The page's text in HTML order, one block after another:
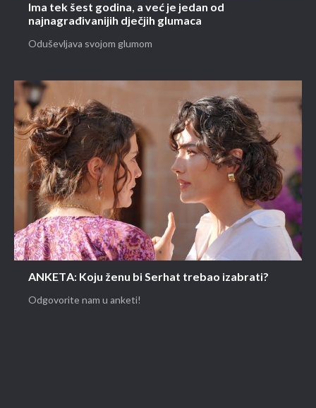
Ima tek šest godina, a već je jedan od
najnagrađivanijih dječjih glumaca
Oduševljava svojom glumom
ANKETA: Koju ženu bi Serhat trebao izabrati?
Odgovorite nam u anketi!